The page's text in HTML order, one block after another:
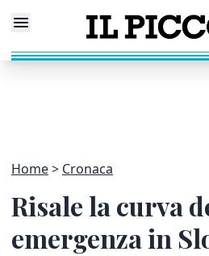
Home Cronaca
Risale la curva
emergenza in